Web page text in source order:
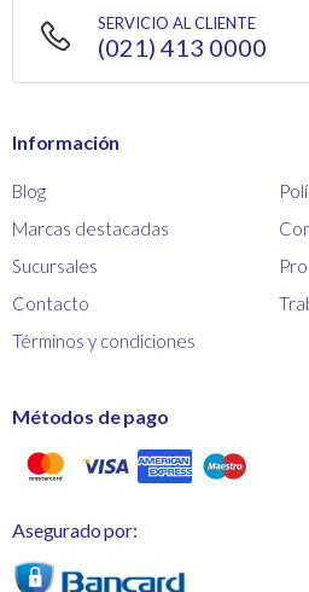
SERVICIO AL CLIENTE
(021) 413 0000
Información
Blog
Marcas destacadas
Sucursales
Contacto
Términos y condiciones
Métodos de pago
Asegurado por: